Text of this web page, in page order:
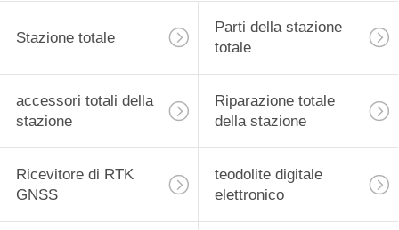
Stazione totale
Parti della stazione
totale
accessori totali della
stazione
Riparazione totale
della stazione
Ricevitore di RTK
GNSS
teodolite digitale
elettronico